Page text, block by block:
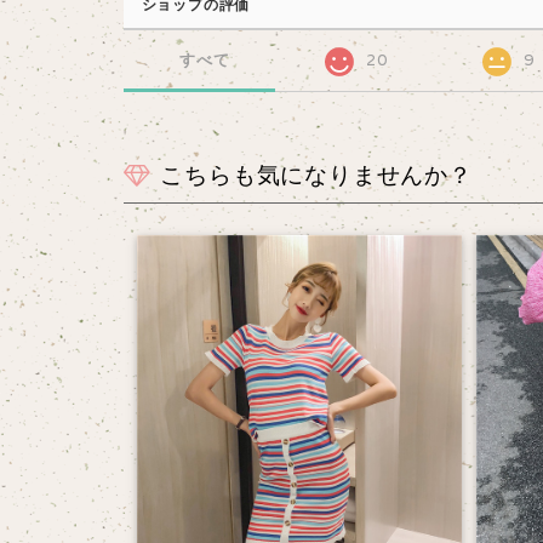
ショップの評価
すべて 20 9
こちらも気になりませんか？